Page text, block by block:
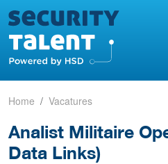
Home Vacatures
Analist Militaire
Data Links)